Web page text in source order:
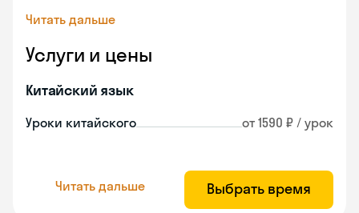
Читать дальше
Услуги и цены
Китайский язык
Уроки китайского от 1590 ₽ / урок
Читать дальше Выбрать время